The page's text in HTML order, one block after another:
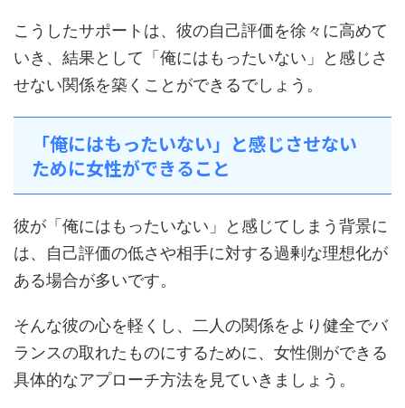
こうしたサポートは、彼の自己評価を徐々に高めて
いき、結果として「俺にはもったいない」と感じさ
せない関係を築くことができるでしょう。
「俺にはもったいない」と感じさせない
ために女性ができること
彼が「俺にはもったいない」と感じてしまう背景に
は、自己評価の低さや相手に対する過剰な理想化が
ある場合が多いです。
そんな彼の心を軽くし、二人の関係をより健全でバ
ランスの取れたものにするために、女性側ができる
具体的なアプローチ方法を見ていきましょう。